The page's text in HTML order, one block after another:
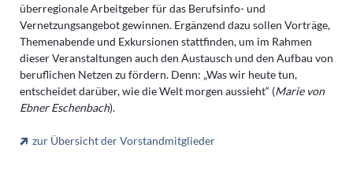
überregionale Arbeitgeber für das Berufsinfo- und
Vernetzungsangebot gewinnen. Ergänzend dazu sollen Vorträge,
Themenabende und Exkursionen stattfinden, um im Rahmen
dieser Veranstaltungen auch den Austausch und den Aufbau von
beruflichen Netzen zu fördern. Denn: „Was wir heute tun,
entscheidet darüber, wie die Welt morgen aussieht“ (Marie von
Ebner Eschenbach).
zur Übersicht der Vorstandmitglieder